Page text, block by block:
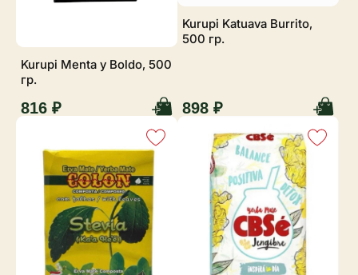
Kurupi Menta y Boldo, 500
гр.
816 ₽
Kurupi Katuava Burrito,
500 гр.
898 ₽